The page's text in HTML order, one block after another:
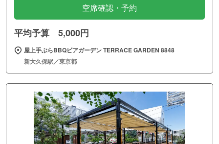
空席確認・予約
平均予算 5,000円
屋上手ぶらBBQビアガーデン TERRACE GARDEN 8848
新大久保駅／東京都